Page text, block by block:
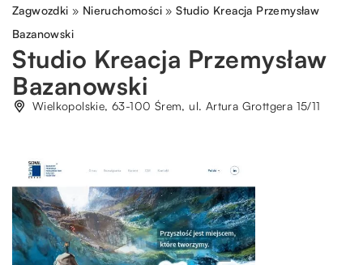
Zagwozdki » Nieruchomości »Studio Kreacja Przemysław
Bazanowski
Studio Kreacja Przemysław
Bazanowski
Wielkopolskie, 63-100 Śrem, ul. Artura Grottgera 15/11